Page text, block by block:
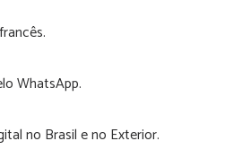
WhatsApp.
no Brasil e no Exterior.